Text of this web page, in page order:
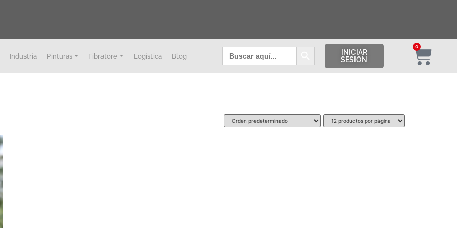
Industria Pinturas Fibratore Logística Blog
Buscar: Botón de búsqueda
INICIAR
SESION
0